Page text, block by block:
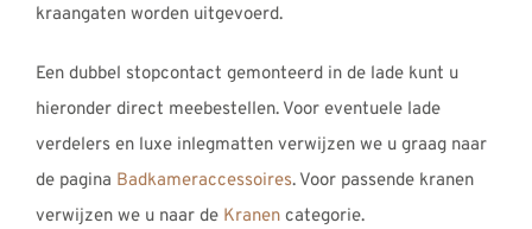
kraangaten worden uitgevoerd.
Een dubbel stopcontact gemonteerd in de lade kunt u
hieronder direct meebestellen. Voor eventuele lade
verdelers en luxe inlegmatten verwijzen we u graag naar
de pagina Badkameraccessoires. Voor passende kranen
verwijzen we u naar de Kranen categorie.